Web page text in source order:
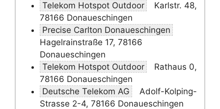
Telekom Hotspot Outdoor
Karlstr. 48,
78166 Donaueschingen
Precise Carlton Donaueschingen
Hagelrainstraße 17, 78166
Donaueschingen
Telekom Hotspot Outdoor
Rathaus 0,
78166 Donaueschingen
Deutsche Telekom AG
Adolf-Kolping-
Strasse 2-4, 78166 Donaueschingen